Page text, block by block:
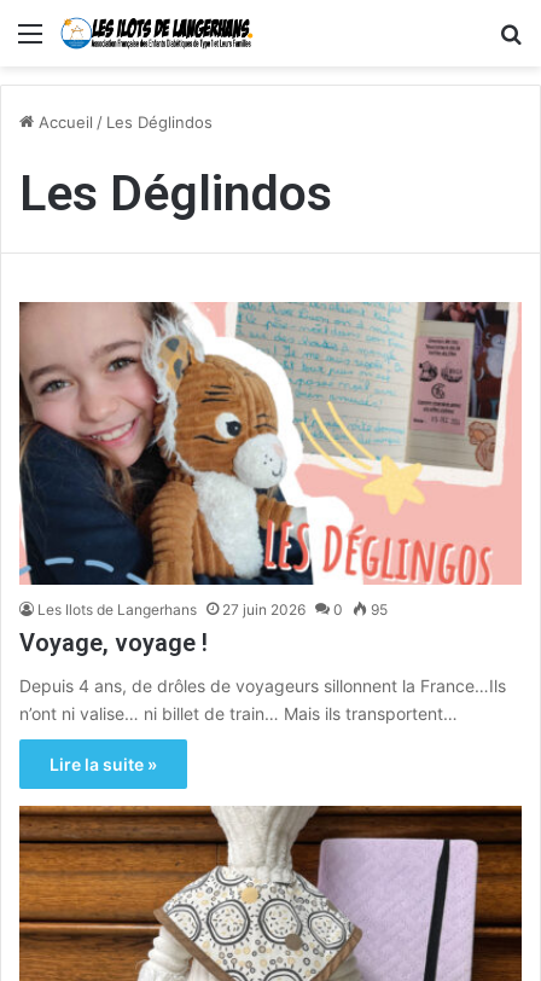
Menu
Accueil / Les Déglindos
Les Déglindos
Les Ilots de Langerhans 27 juin 2026 0 95
Voyage, voyage !
Depuis 4 ans, de drôles de voyageurs sillonnent la France…Ils
n’ont ni valise… ni billet de train… Mais ils transportent…
Lire la suite »